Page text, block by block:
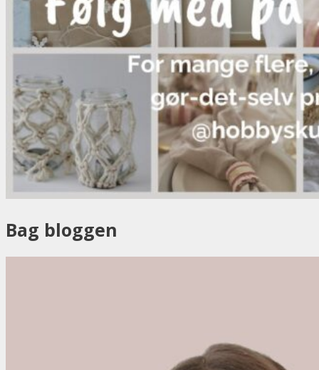
Bag bloggen